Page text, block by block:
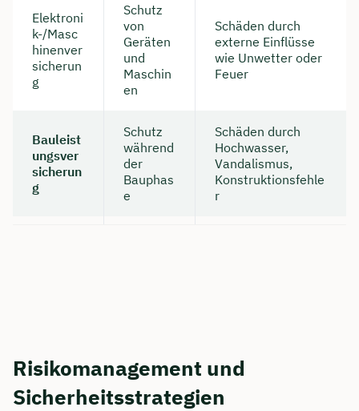
Elektroni
k-/Masc
hinenver
sicherun
g
Schutz
von
Geräten
und
Maschin
en
Schäden durch
externe Einflüsse
wie Unwetter oder
Feuer
Bauleist
ungsver
sicherun
g
Schutz
während
der
Bauphas
e
Schäden durch
Hochwasser,
Vandalismus,
Konstruktionsfehle
r
Risikomanagement und
Sicherheitsstrategien